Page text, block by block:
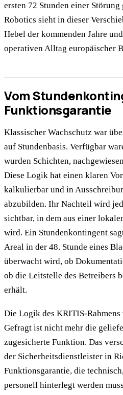
ersten 72 Stunden einer Störung
Robotics sieht in dieser
Hebel der kommenden Jahre
operativen Alltag europäischer
Vom
Funktionsgarantie
Klassischer Wachschutz war
auf Stundenbasis. Verfügbar
wurden Schichten,
Diese Logik hat einen klaren
kalkulierbar und in
abzubilden. Ihr Nachteil wird
sichtbar, in dem aus einer
wird. Ein Stundenkontingent
Areal in der 48. Stunde eines
überwacht wird, ob
ob die Leitstelle des Betreibers
erhält.
Die Logik des KRITIS-
Gefragt ist nicht mehr die
zugesicherte Funktion. Das
der Sicherheitsdienstleister in
Funktionsgarantie, die
personell hinterlegt werden